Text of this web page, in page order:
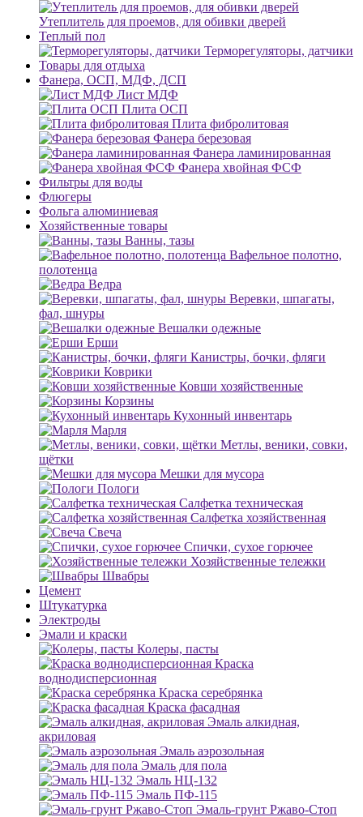
Утеплитель для проемов, для обивки дверей
Теплый пол
Терморегуляторы, датчики
Товары для отдыха
Фанера, ОСП, МДФ, ДСП
Лист МДФ
Плита ОСП
Плита фибролитовая
Фанера березовая
Фанера ламинированная
Фанера хвойная ФСФ
Фильтры для воды
Флюгеры
Фольга алюминиевая
Хозяйственные товары
Ванны, тазы
Вафельное полотно,
полотенца
Ведра
Веревки, шпагаты,
фал, шнуры
Вешалки одежные
Ерши
Канистры, бочки, фляги
Коврики
Ковши хозяйственные
Корзины
Кухонный инвентарь
Марля
Метлы, веники, совки,
щётки
Мешки для мусора
Пологи
Салфетка техническая
Салфетка хозяйственная
Свеча
Спички, сухое горючее
Хозяйственные тележки
Швабры
Цемент
Штукатурка
Электроды
Эмали и краски
Колеры, пасты
Краска
воднодисперсионная
Краска серебрянка
Краска фасадная
Эмаль алкидная,
акриловая
Эмаль аэрозольная
Эмаль для пола
Эмаль НЦ-132
Эмаль ПФ-115
Эмаль-грунт Ржаво-Стоп